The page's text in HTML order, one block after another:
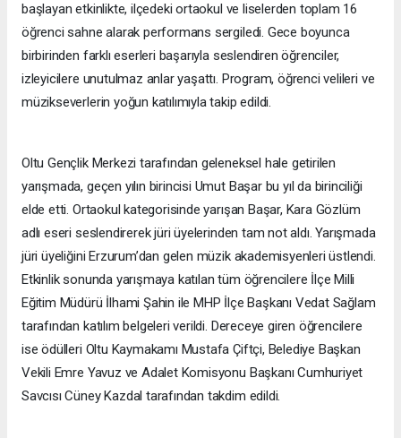
başlayan etkinlikte, ilçedeki ortaokul ve liselerden toplam 16
öğrenci sahne alarak performans sergiledi. Gece boyunca
birbirinden farklı eserleri başarıyla seslendiren öğrenciler,
izleyicilere unutulmaz anlar yaşattı. Program, öğrenci velileri ve
müzikseverlerin yoğun katılımıyla takip edildi.
Oltu Gençlik Merkezi tarafından geleneksel hale getirilen
yarışmada, geçen yılın birincisi Umut Başar bu yıl da birinciliği
elde etti. Ortaokul kategorisinde yarışan Başar, Kara Gözlüm
adlı eseri seslendirerek jüri üyelerinden tam not aldı. Yarışmada
jüri üyeliğini Erzurum’dan gelen müzik akademisyenleri üstlendi.
Etkinlik sonunda yarışmaya katılan tüm öğrencilere İlçe Milli
Eğitim Müdürü İlhami Şahin ile MHP İlçe Başkanı Vedat Sağlam
tarafından katılım belgeleri verildi. Dereceye giren öğrencilere
ise ödülleri Oltu Kaymakamı Mustafa Çiftçi, Belediye Başkan
Vekili Emre Yavuz ve Adalet Komisyonu Başkanı Cumhuriyet
Savcısı Cüney Kazdal tarafından takdim edildi.